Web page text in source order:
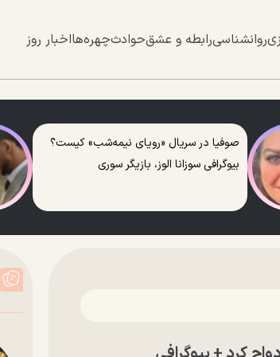
روانشناسیرابطه و عشقحوادثچهره‌هااخبار روز
صوفیا در سریال «رویای نیمه‌شب» کیست؟
بیوگرافی سوزانا الوز، بازیگر سوری